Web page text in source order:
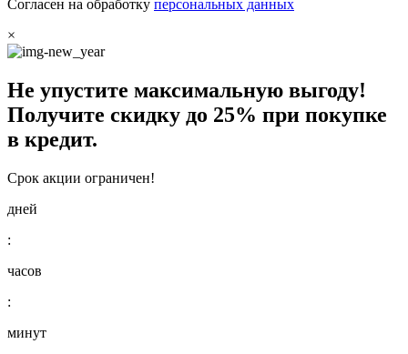
Согласен на обработку персональных данных
×
Не упустите максимальную выгоду!
Получите скидку до 25% при покупке
в кредит.
Срок акции ограничен!
дней
:
часов
:
минут